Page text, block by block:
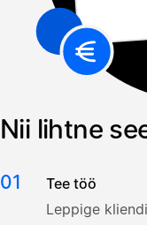
Nii lihtne
01
Tee töö
Leppige